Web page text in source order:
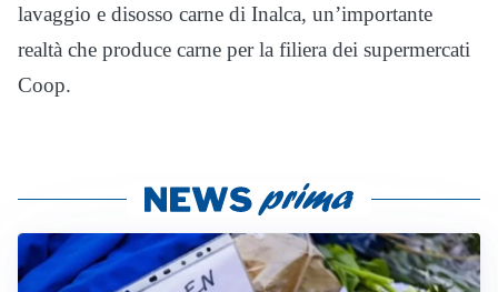
lavaggio e disosso carne di Inalca, un’importante
realtà che produce carne per la filiera dei supermercati
Coop.